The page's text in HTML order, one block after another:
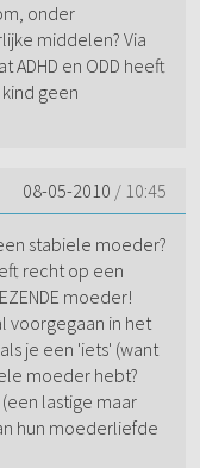
onder
middelen? Via
ADHD en ODD heeft
geen
08-05-2010 / 10:45
stabiele moeder?
recht op een
moeder!
voorgegaan in het
je een 'iets' (want
moeder hebt?
lastige maar
hun moederliefde